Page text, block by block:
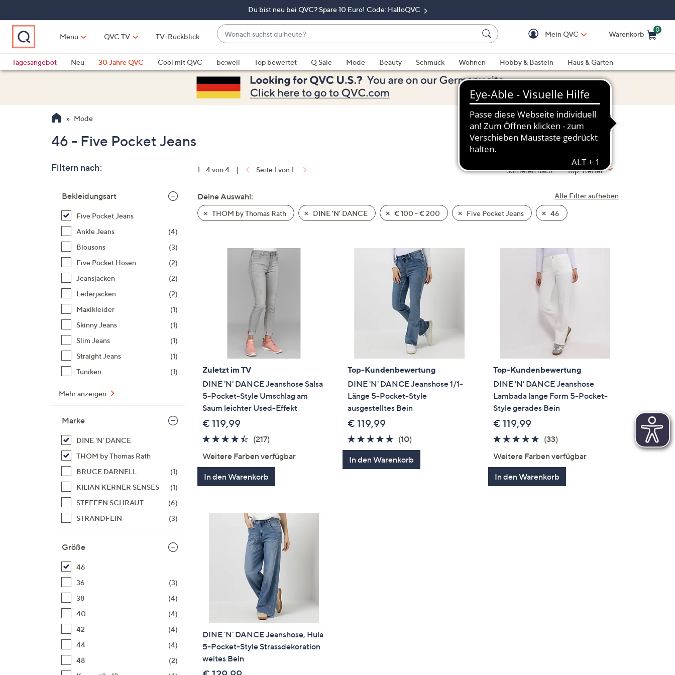
springen
Du bist neu bei QVC? Spare 10 Euro! Code: HalloQVC
Menü QVC TV TV-Rückblick
Wonach
suchst
du
heute?
Vorschläge
verfügbar
sind,
verwenden
und
unten
oder
wischen
anzuzeigen.
Mein QVC Warenkorb
0
Tagesangebot
Neu 30 Jahre QVC Cool mit QVC be:well Top bewertet Q Sale Mode Beauty Schmuck Wohnen Hobby & Basteln
Haus & Garten
Mode
46 - Five Pocket Jeans
Filtern nach:
Produktliste
Bekleidungsart
Five Pocket Jeans
Ankle Jeans
(4)
Blousons
(3)
Five Pocket Hosen
(2)
Jeansjacken
(2)
Lederjacken
(2)
Maxikleider
(1)
Skinny Jeans
(1)
Slim Jeans
(1)
Straight Jeans
(1)
Tuniken
(1)
Mehr anzeigen
Marke
DINE 'N' DANCE
THOM by Thomas Rath
BRUCE DARNELL
(1)
KILIAN KERNER SENSES
(1)
STEFFEN SCHRAUT
(6)
STRANDFEIN
(3)
Größe
46
36
(3)
38
(4)
40
(4)
42
(4)
44
(4)
48
(2)
1 - 4 von 4 | Seite 1 von 1 Sortieren nach: Top-Treffer
Alle Filter aufheben
Deine Auswahl:
THOM by Thomas Rath DINE 'N' DANCE € 100 - € 200 Five Pocket Jeans 46
Zuletzt im TV
DINE 'N' DANCE Jeanshose Salsa
5-Pocket-Style Umschlag am
Saum leichter Used-Effekt
€ 119,99
4.4
5
(217)217
Weitere Farben verfügbar
In den Warenkorb
Top-Kundenbewertung
DINE 'N' DANCE Jeanshose 1/1-
Länge 5-Pocket-Style
ausgestelltes Bein
€ 119,99
5.0
von
5
(10)
Bewertungen
In den Warenkorb
Top-Kundenbewertung
DINE 'N' DANCE Jeanshose
Lambada lange Form 5-Pocket-
Style gerades Bein
€ 119,99
4.5
5
(33)
Weitere Farben verfügbar
In den Warenkorb
DINE 'N' DANCE Jeanshose, Hula
5-Pocket-Style Strassdekoration
weites Bein